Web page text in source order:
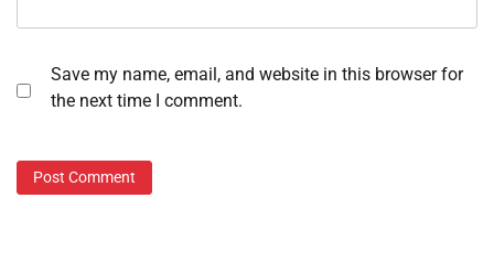
Save my name, email, and website in this browser for
the next time I comment.